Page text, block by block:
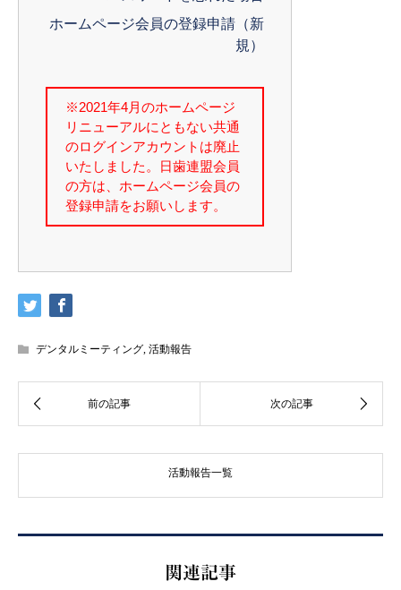
ホームページ会員の登録申請（新
規）
デンタルミーティング, 活動報告
活動報告一覧
関連記事